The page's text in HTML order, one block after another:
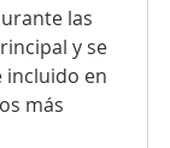
las
y se
incluido en
más